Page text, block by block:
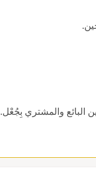
والمشتري بِجُعْل.